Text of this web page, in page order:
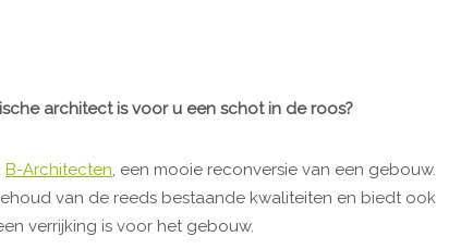
architect is voor u een schot in de roos?
B-Architecten, een mooie reconversie van een gebouw.
van de reeds bestaande kwaliteiten en biedt ook
verrijking is voor het gebouw.